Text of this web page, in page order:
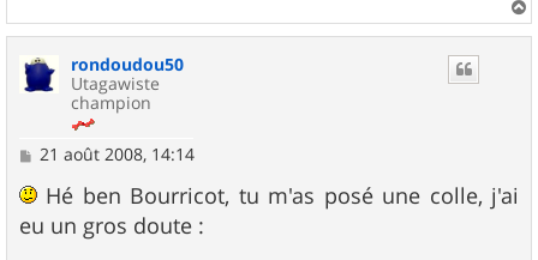
a
rondoudou50
Utagawiste
champion
M
s
s
a
21 août 2008, 14:14
Hé ben Bourricot, tu m'as posé une colle, j'ai
eu un gros doute :